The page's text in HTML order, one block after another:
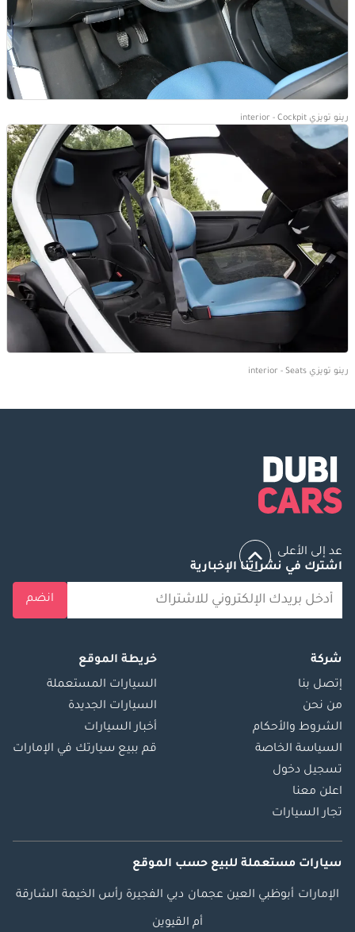
رينو تويزي interior - Cockpit
رينو تويزي interior - Seats
عد إلى الأعلى
اشترك في نشراتنا الإخبارية
انضم
شركة
إتصل بنا
من نحن
الشروط والأحكام
السياسة الخاصة
تسجيل دخول
اعلن معنا
تجار السيارات
خريطة الموقع
السيارات المستعملة
السيارات الجديدة
أخبار السيارات
قم ببيع سيارتك في الإمارات
سيارات مستعملة للبيع حسب الموقع
الإمارات أبوظبي العين عجمان دبي الفجيرة رأس الخيمة الشارقة
أم القيوين